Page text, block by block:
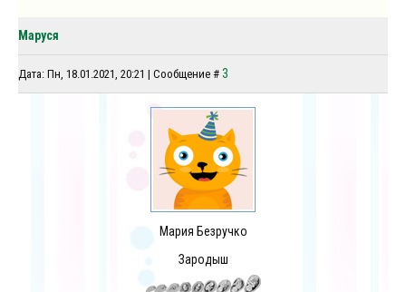
Маруся
Дата: Пн, 18.01.2021, 20:21 | Сообщение # 3
Мария Безручко
Зародыш